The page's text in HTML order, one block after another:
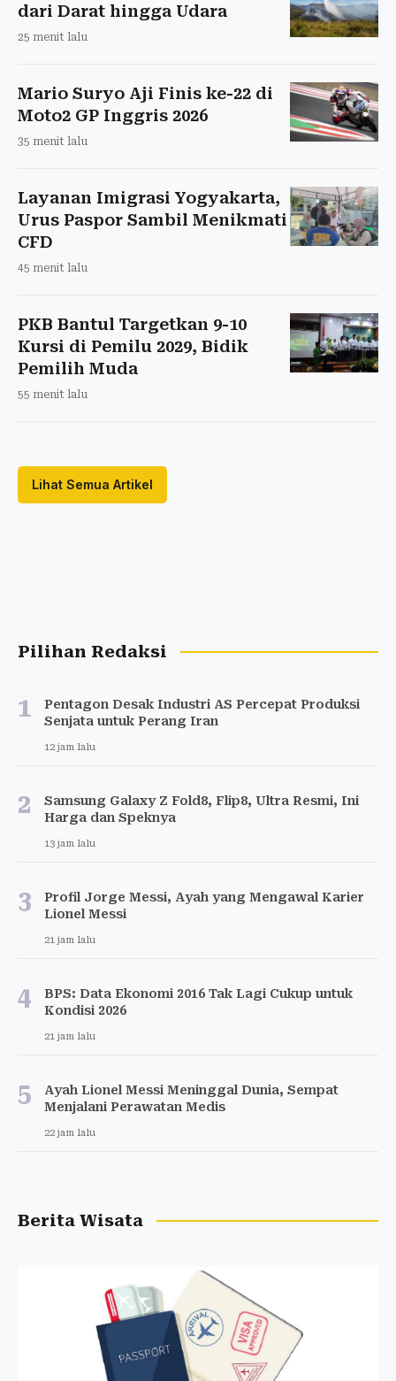
dari Darat hingga Udara
25 menit lalu
Mario Suryo Aji Finis ke-22 di
Moto2 GP Inggris 2026
35 menit lalu
Layanan Imigrasi Yogyakarta,
Urus Paspor Sambil Menikmati
CFD
45 menit lalu
PKB Bantul Targetkan 9-10
Kursi di Pemilu 2029, Bidik
Pemilih Muda
55 menit lalu
Lihat Semua Artikel
Pilihan Redaksi
1
Pentagon Desak Industri AS Percepat Produksi
Senjata untuk Perang Iran
12 jam lalu
2
Samsung Galaxy Z Fold8, Flip8, Ultra Resmi, Ini
Harga dan Speknya
13 jam lalu
3
Profil Jorge Messi, Ayah yang Mengawal Karier
Lionel Messi
21 jam lalu
4
BPS: Data Ekonomi 2016 Tak Lagi Cukup untuk
Kondisi 2026
21 jam lalu
5
Ayah Lionel Messi Meninggal Dunia, Sempat
Menjalani Perawatan Medis
22 jam lalu
Berita Wisata